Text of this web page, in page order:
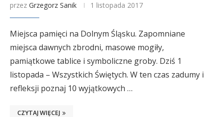
przez Grzegorz Sanik 1 listopada 2017
Miejsca pamięci na Dolnym Śląsku. Zapomniane
miejsca dawnych zbrodni, masowe mogiły,
pamiątkowe tablice i symboliczne groby. Dziś 1
listopada – Wszystkich Świętych. W ten czas zadumy i
refleksji poznaj 10 wyjątkowych …
CZYTAJ WIĘCEJ